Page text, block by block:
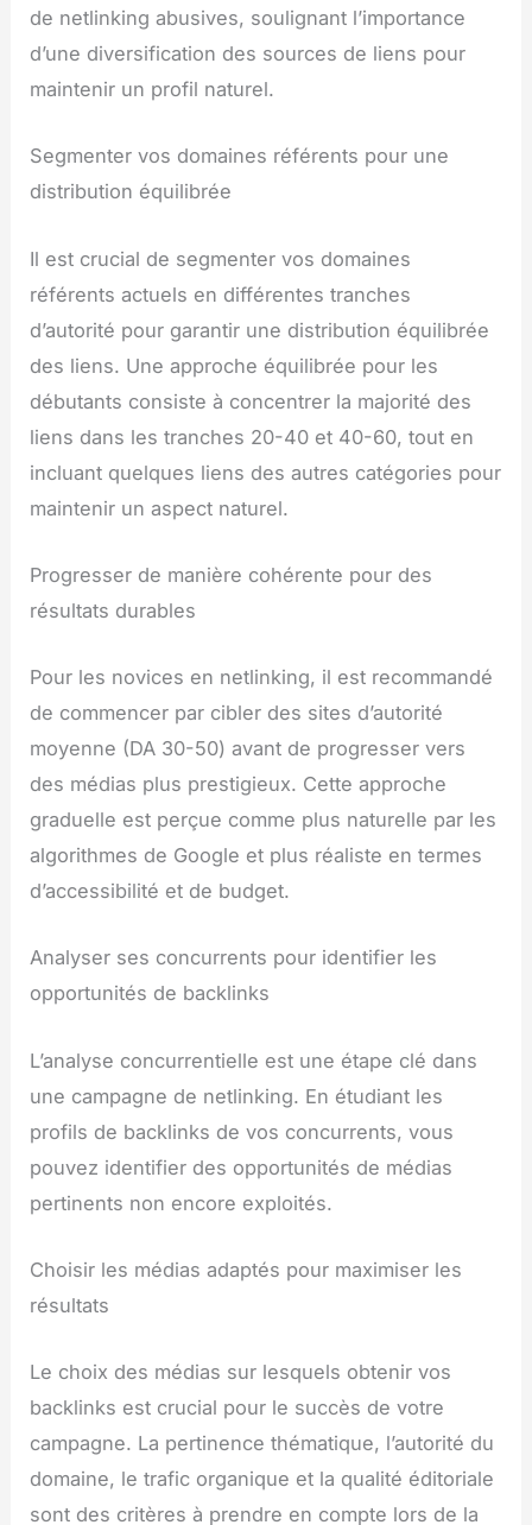
de netlinking abusives, soulignant l’importance
d’une diversification des sources de liens pour
maintenir un profil naturel.
Segmenter vos domaines référents pour une
distribution équilibrée
Il est crucial de segmenter vos domaines
référents actuels en différentes tranches
d’autorité pour garantir une distribution équilibrée
des liens. Une approche équilibrée pour les
débutants consiste à concentrer la majorité des
liens dans les tranches 20-40 et 40-60, tout en
incluant quelques liens des autres catégories pour
maintenir un aspect naturel.
Progresser de manière cohérente pour des
résultats durables
Pour les novices en netlinking, il est recommandé
de commencer par cibler des sites d’autorité
moyenne (DA 30-50) avant de progresser vers
des médias plus prestigieux. Cette approche
graduelle est perçue comme plus naturelle par les
algorithmes de Google et plus réaliste en termes
d’accessibilité et de budget.
Analyser ses concurrents pour identifier les
opportunités de backlinks
L’analyse concurrentielle est une étape clé dans
une campagne de netlinking. En étudiant les
profils de backlinks de vos concurrents, vous
pouvez identifier des opportunités de médias
pertinents non encore exploités.
Choisir les médias adaptés pour maximiser les
résultats
Le choix des médias sur lesquels obtenir vos
backlinks est crucial pour le succès de votre
campagne. La pertinence thématique, l’autorité du
domaine, le trafic organique et la qualité éditoriale
sont des critères à prendre en compte lors de la